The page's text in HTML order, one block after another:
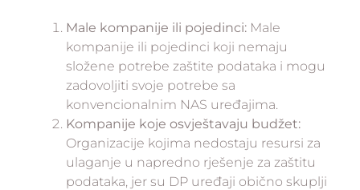
Male kompanije ili pojedinci: Male
kompanije ili pojedinci koji nemaju
složene potrebe zaštite podataka i mogu
zadovoljiti svoje potrebe sa
konvencionalnim NAS uređajima.
Kompanije koje osvještavaju budžet:
Organizacije kojima nedostaju resursi za
ulaganje u napredno rješenje za zaštitu
podataka, jer su DP uređaji obično skuplji